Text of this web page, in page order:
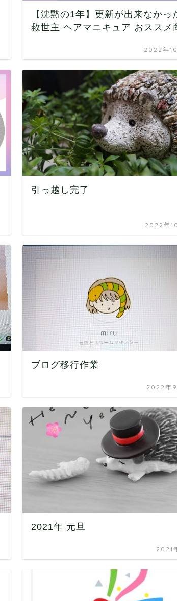
【沈黙の1年】更新が出来なかっ
救世主 ヘアマニキュア おススメ
2022年
引っ越し完了
2022年
ブログ移行作業
2022年
2021年 元旦
2021